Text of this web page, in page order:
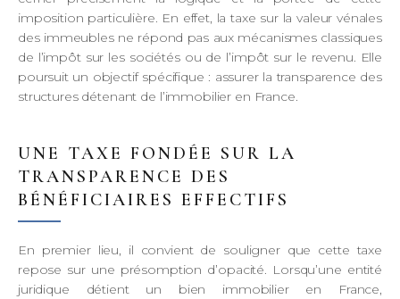
imposition particulière. En effet, la taxe sur la valeur vénales
des immeubles ne répond pas aux mécanismes classiques
de l’impôt sur les sociétés ou de l’impôt sur le revenu. Elle
poursuit un objectif spécifique : assurer la transparence des
structures détenant de l’immobilier en France.
UNE TAXE FONDÉE SUR LA
TRANSPARENCE DES
BÉNÉFICIAIRES EFFECTIFS
En premier lieu, il convient de souligner que cette taxe
repose sur une présomption d’opacité. Lorsqu’une entité
juridique détient un bien immobilier en France,